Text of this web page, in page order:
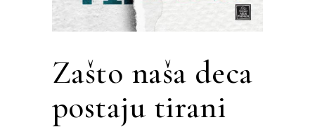
Zašto naša deca
postaju tirani